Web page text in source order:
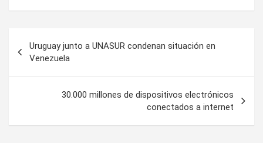
de
entradas
Uruguay junto a UNASUR condenan situación en
Venezuela
30.000 millones de dispositivos electrónicos
conectados a internet